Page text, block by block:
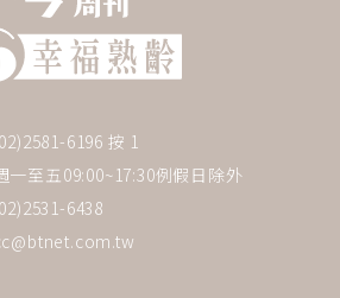
6196 按 1
一至五09:00~17:30例假日除外
6438